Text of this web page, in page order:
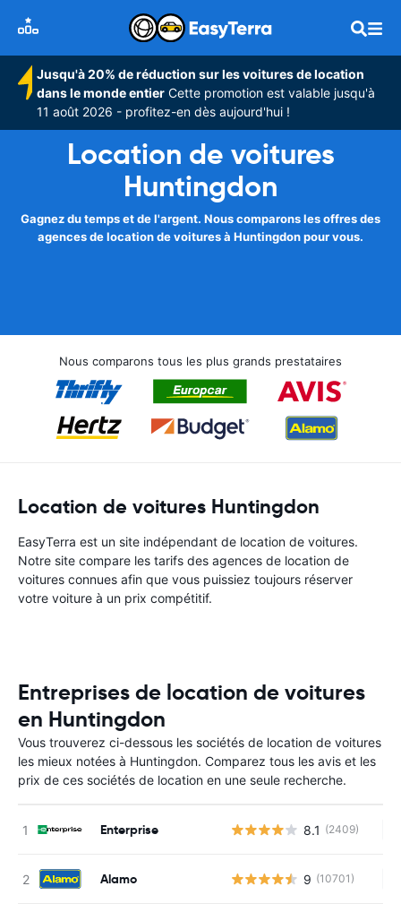
Jusqu'à 20% de réduction sur les voitures de location
dans le monde entier Cette promotion est valable jusqu'à
11 août 2026 - profitez-en dès aujourd'hui !
Location de voitures
Huntingdon
Gagnez du temps et de l'argent. Nous comparons les offres des
agences de location de voitures à Huntingdon pour vous.
Nous comparons tous les plus grands prestataires
Location de voitures Huntingdon
EasyTerra est un site indépendant de location de voitures.
Notre site compare les tarifs des agences de location de
voitures connues afin que vous puissiez toujours réserver
votre voiture à un prix compétitif.
Entreprises de location de voitures
en Huntingdon
Vous trouverez ci-dessous les sociétés de location de voitures
les mieux notées à Huntingdon. Comparez tous les avis et les
prix de ces sociétés de location en une seule recherche.
Enterprise 8.1 (2409)
Alamo 9 (10701)